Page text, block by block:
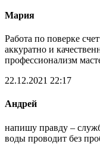
Мария
Работа по поверке
аккуратно и
профессионализм
22.12.2021 22:17
Андрей
напишу правду –
воды проводит без